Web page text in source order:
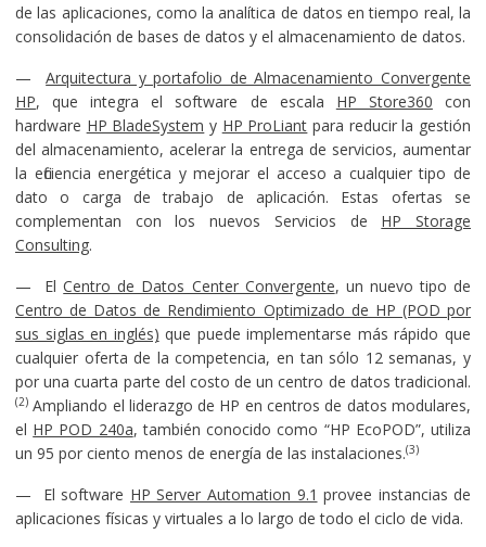
de las aplicaciones, como la analítica de datos en tiempo real, la
consolidación de bases de datos y el almacenamiento de datos.
—Arquitectura y portafolio de Almacenamiento Convergente
HP, que integra el software de escala HP Store360 con
hardware HP BladeSystem y HP ProLiant para reducir la gestión
del almacenamiento, acelerar la entrega de servicios, aumentar
la eficiencia energética y mejorar el acceso a cualquier tipo de
dato o carga de trabajo de aplicación. Estas ofertas se
complementan con los nuevos Servicios de HP Storage
Consulting.
— ElCentro de Datos Center Convergente, un nuevo tipo de
Centro de Datos de Rendimiento Optimizado de HP (POD por
sus siglas en inglés) que puede implementarse más rápido que
cualquier oferta de la competencia, en tan sólo 12 semanas, y
por una cuarta parte del costo de un centro de datos tradicional.
(2)Ampliando el liderazgo de HP en centros de datos modulares,
el HP POD 240a, también conocido como “HP EcoPOD”, utiliza
un 95 por ciento menos de energía de las instalaciones.(3)
— El software HP Server Automation 9.1 provee instancias de
aplicaciones físicas y virtuales a lo largo de todo el ciclo de vida.